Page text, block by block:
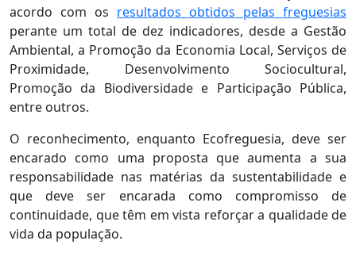
acordo com os resultados obtidos pelas freguesias
perante um total de dez indicadores, desde a Gestão
Ambiental, a Promoção da Economia Local, Serviços de
Proximidade, Desenvolvimento Sociocultural,
Promoção da Biodiversidade e Participação Pública,
entre outros.
O reconhecimento, enquanto Ecofreguesia, deve ser
encarado como uma proposta que aumenta a sua
responsabilidade nas matérias da sustentabilidade e
que deve ser encarada como compromisso de
continuidade, que têm em vista reforçar a qualidade de
vida da população.